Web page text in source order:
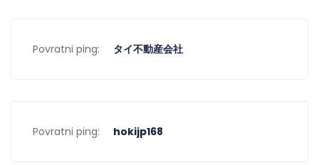
Povratni ping: タイ不動産会社
Povratni ping: hokijp168